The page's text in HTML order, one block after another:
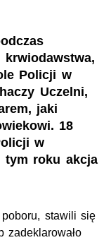
Policji w
Uczelni,
jaki
18
w
tym roku akcja
poboru, stawili się
zadeklarowało